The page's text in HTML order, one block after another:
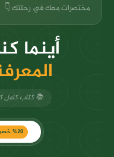
مختصرات معك في رحلتك 👇
أينما
📚 كتاب كامل كل
%20 خصم